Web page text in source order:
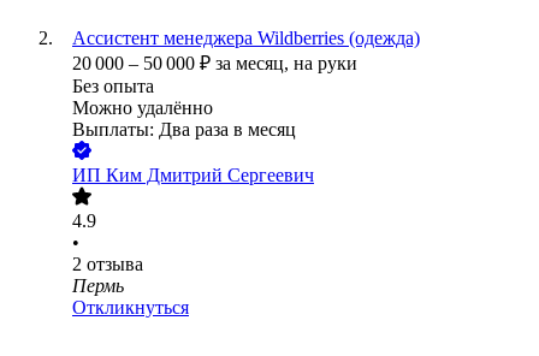
Ассистент менеджера Wildberries (одежда)
20 000 – 50 000 ₽ за месяц, на руки
Без опыта
Можно удалённо
Выплаты: Два раза в месяц
ИП Ким Дмитрий Сергеевич
4.9
•
2 отзыва
Пермь
Откликнуться